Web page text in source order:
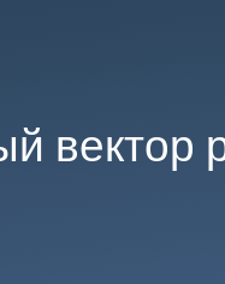
вектор